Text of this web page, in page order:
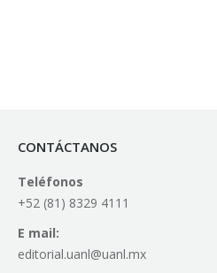
CONTÁCTANOS
Teléfonos
+52 (81) 8329 4111
E mail:
editorial.uanl@uanl.mx